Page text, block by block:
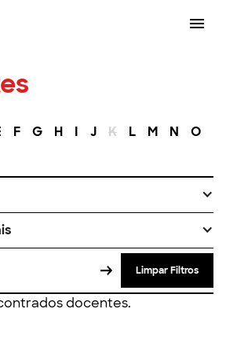
F G H I J K L M N O
Limpar Filtros
docentes.